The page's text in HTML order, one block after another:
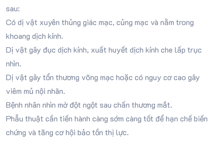
sau:
Có dị vật xuyên thủng giác mạc, củng mạc và nằm trong
khoang dịch kính.
Dị vật gây đục dịch kính, xuất huyết dịch kính che lấp trục
nhìn.
Dị vật gây tổn thương võng mạc hoặc có nguy cơ cao gây
viêm mủ nội nhãn.
Bệnh nhân nhìn mờ đột ngột sau chấn thương mắt.
Phẫu thuật cần tiến hành càng sớm càng tốt để hạn chế biến
chứng và tăng cơ hội bảo tồn thị lực.